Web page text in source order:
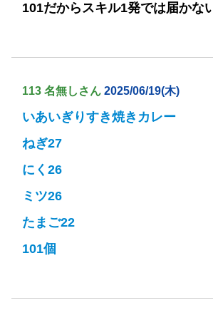
101だからスキル1発では届かな
113 名無しさん 2025/06/19(木)
いあいぎりすき焼きカレー
ねぎ27
にく26
ミツ26
たまご22
101個